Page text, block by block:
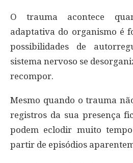
O trauma acontece
adaptativa do organismo é
possibilidades de
sistema nervoso se
recompor.
Mesmo quando o trauma
registros da sua presença
podem eclodir muito
partir de episódios